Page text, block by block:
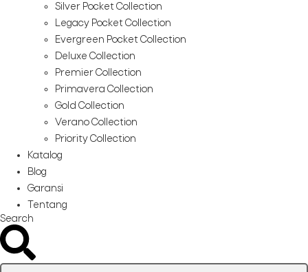
Silver Pocket Collection
Legacy Pocket Collection
Evergreen Pocket Collection
Deluxe Collection
Premier Collection
Primavera Collection
Gold Collection
Verano Collection
Priority Collection
Katalog
Blog
Garansi
Tentang
Search